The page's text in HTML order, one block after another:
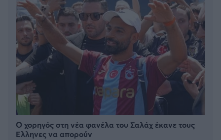
Ο χορηγός στη νέα φανέλα του Σαλάχ έκανε τους
Έλληνες να απορούν